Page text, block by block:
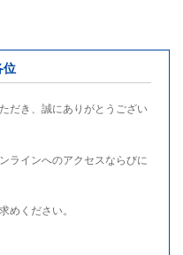
位
だき、誠にありがとうござい
ラインへのアクセスならびに
めください。